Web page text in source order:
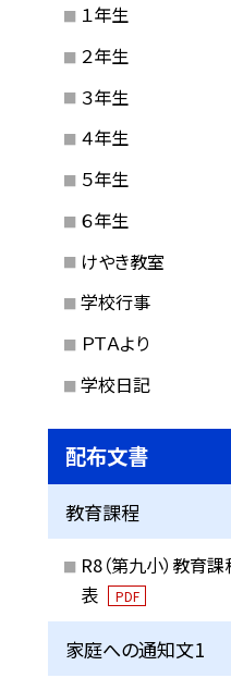
１年生
２年生
３年生
４年生
５年生
６年生
けやき教室
学校行事
ＰＴＡより
学校日記
配布文書
教育課程
R8（第九小）教育
表
PDF
家庭への通知文1